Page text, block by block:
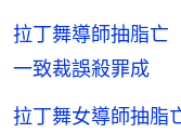
拉丁舞導師抽脂
一致裁誤殺罪成
拉丁舞女導師抽